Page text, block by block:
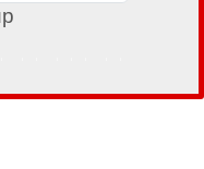
Cucine